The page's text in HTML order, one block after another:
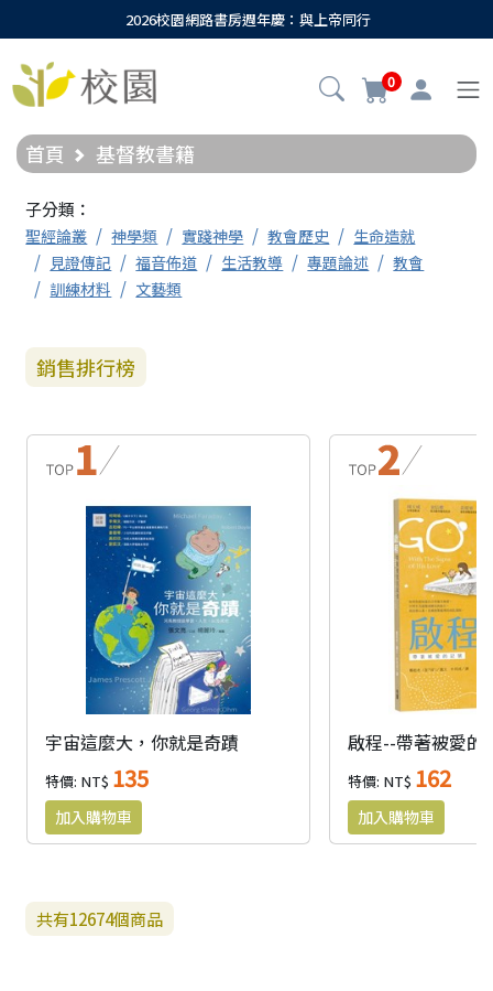
2026校園網路書房週年慶：與上帝同行
0
首頁 基督教書籍
子分類：
聖經論叢 神學類 實踐神學 教會歷史
生命造就
見證傳記
福音佈道 生活教導 專題論述
教會
訓練材料
文藝類
銷售排行榜
宇宙這麼大，你就是奇蹟
特價: NT$ 135
啟程--帶著被愛的
特價: NT$ 162
共有12674個商品